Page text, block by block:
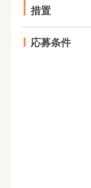
措置
応募条件